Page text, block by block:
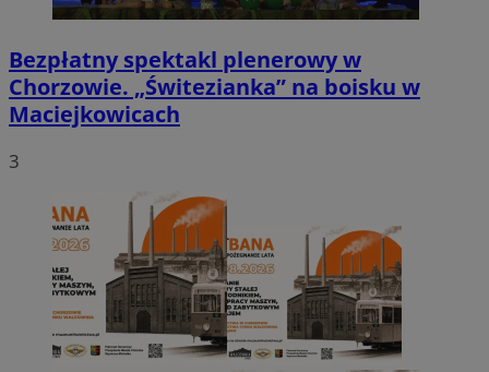
Bezpłatny spektakl plenerowy w
Chorzowie. „Świtezianka” na boisku w
Maciejkowicach
3